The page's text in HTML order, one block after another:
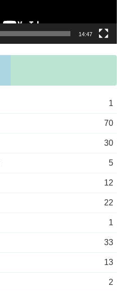
14:47
1
70
30
5
12
22
1
33
13
2